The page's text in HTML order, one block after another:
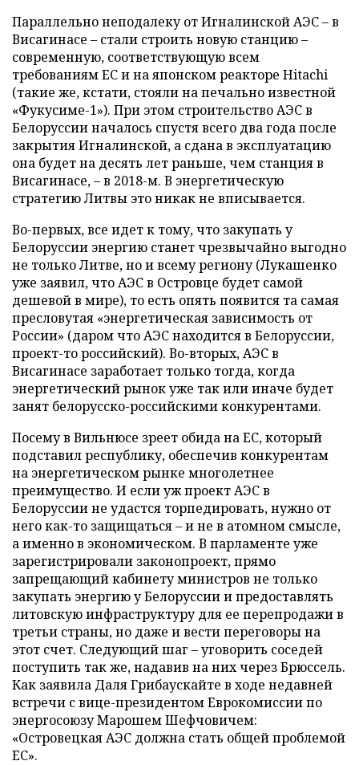
Параллельно неподалеку от Игналинской АЭС – в
Висагинасе – стали строить новую станцию –
современную, соответствующую всем
требованиям ЕС и на японском реакторе Hitachi
(такие же, кстати, стояли на печально известной
«Фукусиме-1»). При этом строительство АЭС в
Белоруссии началось спустя всего два года после
закрытия Игналинской, а сдана в эксплуатацию
она будет на десять лет раньше, чем станция в
Висагинасе, – в 2018-м. В энергетическую
стратегию Литвы это никак не вписывается.
Во-первых, все идет к тому, что закупать у
Белоруссии энергию станет чрезвычайно выгодно
не только Литве, но и всему региону (Лукашенко
уже заявил, что АЭС в Островце будет самой
дешевой в мире), то есть опять появится та самая
пресловутая «энергетическая зависимость от
России» (даром что АЭС находится в Белоруссии,
проект-то российский). Во-вторых, АЭС в
Висагинасе заработает только тогда, когда
энергетический рынок уже так или иначе будет
занят белорусско-российскими конкурентами.
Посему в Вильнюсе зреет обида на ЕС, который
подставил республику, обеспечив конкурентам
на энергетическом рынке многолетнее
преимущество. И если уж проект АЭС в
Белоруссии не удастся торпедировать, нужно от
него как-то защищаться – и не в атомном смысле,
а именно в экономическом. В парламенте уже
зарегистрировали законопроект, прямо
запрещающий кабинету министров не только
закупать энергию у Белоруссии и предоставлять
литовскую инфраструктуру для ее перепродажи в
третьи страны, но даже и вести переговоры на
этот счет. Следующий шаг – уговорить соседей
поступить так же, надавив на них через Брюссель.
Как заявила Даля Грибаускайте в ходе недавней
встречи с вице-президентом Еврокомиссии по
энергосоюзу Марошем Шефчовичем:
«Островецкая АЭС должна стать общей проблемой
ЕС».